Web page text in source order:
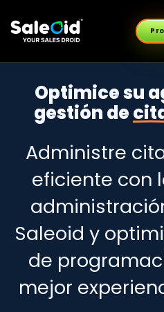
Optimice su
gestión de
Administre
eficiente con
Saleoid y
de
mejor